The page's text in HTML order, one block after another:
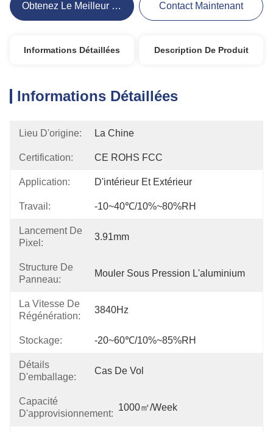
Obtenez Le Meilleur Prix Contact Maintenant
Informations Détaillées Description De Produit
Informations Détaillées
Lieu D'origine: La Chine
Certification: CE ROHS FCC
Application: D'intérieur Et Extérieur
Travail: -10~40℃/10%~80%RH
Lancement De
Pixel:
3.91mm
Structure De
Panneau:
Mouler Sous Pression L'aluminium
La Vitesse De
Régénération:
3840Hz
Stockage: -20~60℃/10%~85%RH
Détails
D'emballage:
Cas De Vol
Capacité
D'approvisionnement:
1000㎡/week